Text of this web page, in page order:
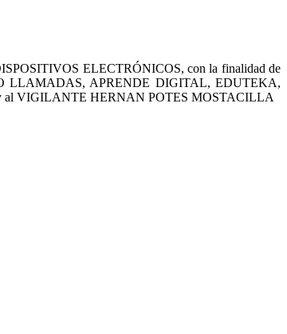
ELECTRÓNICOS, con la finalidad de
LLAMADAS, APRENDE DIGITAL, EDUTEKA,
y al VIGILANTE HERNAN POTES MOSTACILLA